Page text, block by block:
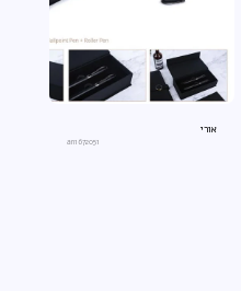
אורי
an1672051